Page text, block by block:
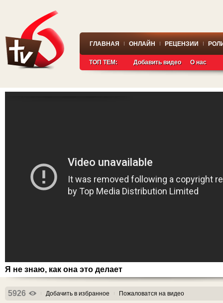
ГЛАВНАЯ ОНЛАЙН РЕЦЕНЗИИ
ТОП ТЕМ: Добавить видео О нас
Я не знаю, как она это делает
5926 Добачить в избранное Пожаловатся на видео